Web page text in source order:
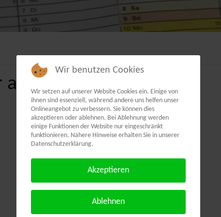
PDF:
Wir benutzen Cookies
Wir setzen auf unserer Website Cookies ein. Einige von
ihnen sind essenziell, während andere uns helfen unser
Onlineangebot zu verbessern. Sie können dies
akzeptieren oder ablehnen. Bei Ablehnung werden
einige Funktionen der Website nur eingeschränkt
funktionieren. Nähere Hinweise erhalten Sie in unserer
Datenschutzerklärung.
Akzeptieren
Ablehnen